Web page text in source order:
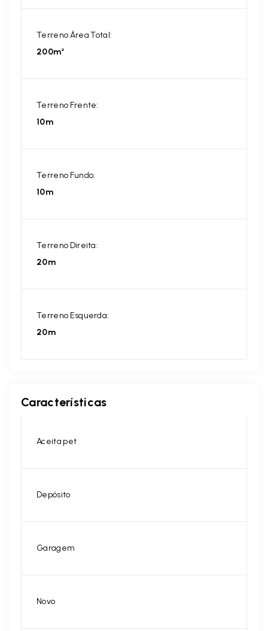
Terreno Área Total:
200m²
Terreno Frente:
10m
Terreno Fundo:
10m
Terreno Direita:
20m
Terreno Esquerda:
20m
Características
Aceita pet
Depósito
Garagem
Novo